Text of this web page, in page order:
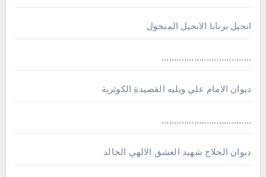
انجيل برنابا الانجيل المنحول
....................................
ديوان الامام علي ويليه القصيدة الكوثرية
....................................
ديوان الحلاج شهيد العشق الالهي الخالد